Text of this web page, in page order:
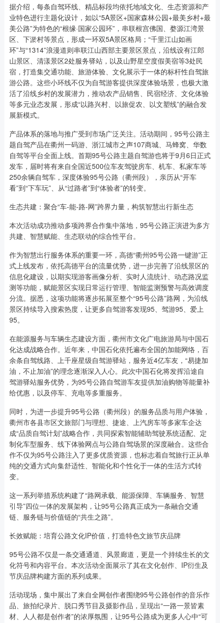
据介绍，每条自驾环线、精品标段均依托地域文化、生态资源和产
业特色进行主题化设计，如以“5A景区+国家森林公园+最美乡村+最
美公路”为特色的“根缘·国家公园环”，串联根宫佛国、婺源江湾景
区、下淤村等景点，形成一环双5A景区格局；“千里江山如画
环”与“1314”浪漫道则串联江山西部主要景区景点，沿线设有江郎
山景区、清漾景区2处服务驿站，以及山野星空度假美宿等3处民
宿，打造集交通功能、旅游体验、文化展示于一体的标杆性自驾旅
游公路。这些小环线不仅为自驾游客提供深度体验场景，也极大激
活了沿线乡村的发展潜力，推动农产品销售、民宿经济、文化体验
等多元业态发展，形成“以路兴村、以旅促农、以文塑线”的融合发
展新模式。
产品体系的落地与推广受到市场广泛关注。活动期间，95号公路主
题自驾产品在衢州一码游、浙江城市之声107商城、马蜂窝、华数
自驾等平台全面上线。首期95号公路主题自驾游也将于9月6日正式
发车，届时将有来自全国近500位车友驾驶房车、机车、私家车等
250余辆自驾车，深度体验95号公路（衢州段），亲历从“开车
看”到“下车玩”、从“过路者”到“体验者”的转变。
生态共建：聚合“车-能-路-网”跨界力量，构筑智慧出行新生态
本次活动成功推动多项跨界合作集中落地，95号公路正演进为多方
共建、智慧赋能、生态联动的综合性平台。
作为智慧出行服务体系的重要一环，高德“衢州95号公路一键游”正
式上线发布，依托高德平台的流量优势，进一步完善了沿线景区的
信息化建设，以期实现游客画像分析、实时人流统计、动态路况监
测等功能，赋能景区实现日常运行管理、智能监测预警与高效调度
分流。据悉，这项功能将逐步拓展至整个“95号公路”路网，为沿线
景区持续导入搜索热度，让更多自驾游客发现95、驾游95、爱上
95。
在能源服务与车辆生态建设方面，衢州市文化广电旅游局与中国石
化达成战略合作。近年来，中国石化依托遍布全国的加能网络，百
余条自驾线路、上千座星级自驾游驿站，服务近4亿车友，“易捷加
油，不止加油”的理念逐渐深入人心。此次中国石化将发挥沿途自
驾游驿站服务优势，为95号公路自驾游车友提供加油购物等能量补
给优惠，以及停车、充电等多重服务。
同时，为进一步提升95号公路（衢州段）的服务品质与用户体验，
衢州市各县市区文旅部门与理想、捷途、上汽房车等多家车企达
成“品质自驾计划”战略合作，共同探索智能辅助驾驶系统适配、定
制化车型服务、线下体验网点与公路自驾场景的深度融合。这些合
作不仅为95号公路注入了更多优质资源，也标志着自驾旅行正从单
纯的交通方式向集舒适性、智能化和个性化于一体的生活方式转
变。
这一系列举措系统构建了“路网承载、能源保障、车辆服务、智慧
引导”四位一体的发展架构，让95号公路真正成为一条融合交通
链、服务链与价值链的“共生之路”。
长效赋能：培育公路文化IP价值，打造特色文旅节庆品牌
95号公路不仅是一条交通通道、风景廊道，更是一个持续生长的文
化符号和内容平台。本次活动全面展示了其在文化创作、IP衍生及
节庆品牌构建方面的系列成果。
活动现场，集中展出了来自全网创作者围绕95号公路创作的音乐作
品、旅拍纪录片、脱口秀节目及摄影作品，呈现出“一路一景皆素
材、人人都是创作者”的浓厚氛围，让95号公路成为更多人心中“可